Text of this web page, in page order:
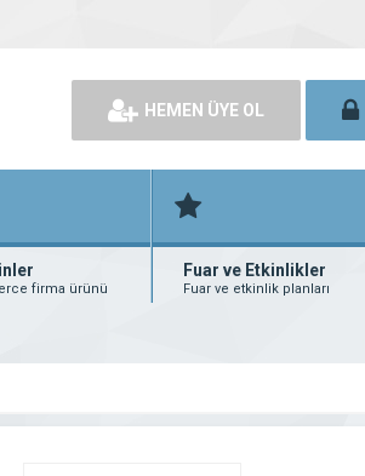
HEMEN ÜYE OL
firma ürünü
Fuar ve Etkinlikler
Fuar ve etkinlik planları